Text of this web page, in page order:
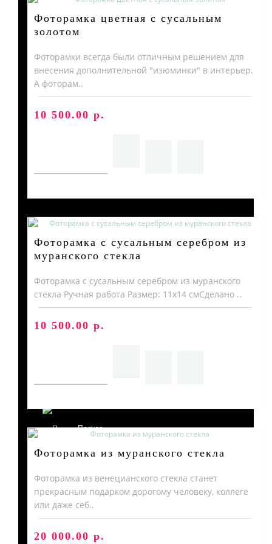
Браслеты
Кувшины Мурано
Посуда
Фоторамка цветная с сусальным
золотом
Фоторамки всегда были отличным решением для
внесения дополнительной "изюминки" в интерьер.
А фоторам..
10 500.00 р.
Фоторамка с сусальным серебром из
муранского стекла
Фоторамка с сусальным серебром из муранского
стекла Ручная работа Размер: 11х14 смСделано ..
10 500.00 р.
Фоторамка из муранского стекла
Фоторамка из венецианского стекла станет
прекрасным подарком дорогому человеку, коллеге
или даже себ..
20 000.00 р.